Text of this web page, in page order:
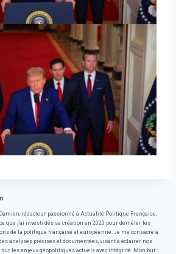
rédacteur passionné à Actualité Politique Française,
que j'ai investi dès sa création en 2020 pour démêler les
de la politique française et européenne. Je me consacre à
analyses précises et documentées, visant à éclairer nos
sur les enjeux géopolitiques actuels avec intégrité. Mon but :